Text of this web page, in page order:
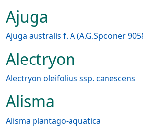
Ajuga
Ajuga australis f. A (A.G.Spooner
Alectryon
Alectryon oleifolius ssp. canescens
Alisma
Alisma plantago-aquatica